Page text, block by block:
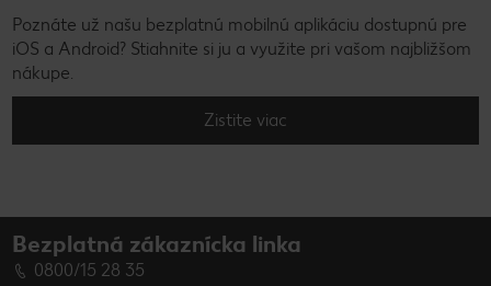
Poznáte už našu bezplatnú mobilnú aplikáciu dostupnú pre
iOS a Android? Stiahnite si ju a využite pri vašom najbližšom
nákupe.
Zistite viac
Bezplatná zákaznícka linka
0800/15 28 35